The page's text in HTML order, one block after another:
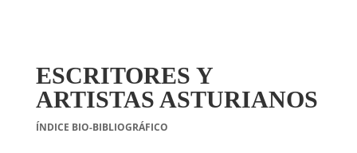
ESCRITORES Y
ARTISTAS ASTURIANOS
ÍNDICE BIO-BIBLIOGRÁFICO